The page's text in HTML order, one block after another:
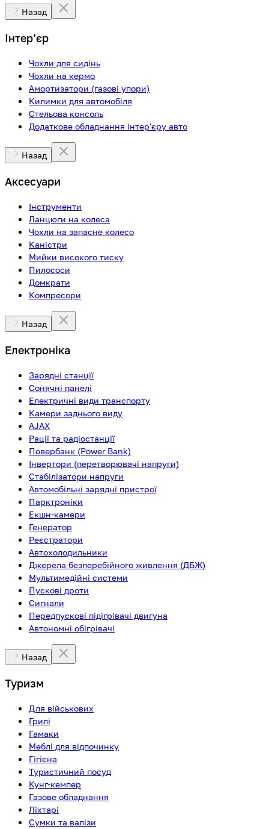
Назад
Інтерʼєр
Чохли для сидінь
Чохли на кермо
Амортизатори (газові упори)
Килимки для автомобіля
Стельова консоль
Додаткове обладнання інтер'єру авто
Назад
Аксесуари
Інструменти
Ланцюги на колеса
Чохли на запасне колесо
Каністри
Мийки високого тиску
Пилососи
Домкрати
Компресори
Назад
Електроніка
Зарядні станції
Сонячні панелі
Електричні види транспорту
Камери заднього виду
AJAX
Рації та радіостанції
Повербанк (Power Bank)
Інвертори (перетворювачі напруги)
Стабілізатори напруги
Автомобільні зарядні пристрої
Парктроніки
Екшн-камери
Генератор
Реєстратори
Автохолодильники
Джерела безперебійного живлення (ДБЖ)
Мультимедійні системи
Пускові дроти
Сигнали
Передпускові підігрівачі двигуна
Автономні обігрівачі
Назад
Туризм
Для військових
Грилі
Гамаки
Меблі для відпочинку
Гігієна
Туристичний посуд
Кунг-кемпер
Газове обладнання
Ліхтарі
Сумки та валізи